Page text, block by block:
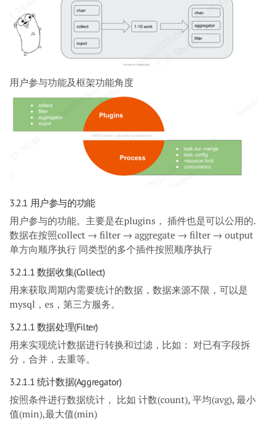
用户参与功能及框架功能角度
3.2.1 用户参与的功能
用户参与的功能。主要是在plugins， 插件也是可以公用的.
数据在按照collect → filter → aggregate → filter → output
单方向顺序执行 同类型的多个插件按照顺序执行
3.2.1.1 数据收集(collect)
用来获取周期内需要统计的数据，数据来源不限，可以是
mysql，es，第三方服务。
3.2.1.1 数据处理(filter)
用来实现统计数据进行转换和过滤，比如： 对已有字段拆
分，合并，去重等。
3.2.1.1 统计数据(aggregator)
按照条件进行数据统计， 比如 计数(count), 平均(avg), 最小
值(min),最大值(min)